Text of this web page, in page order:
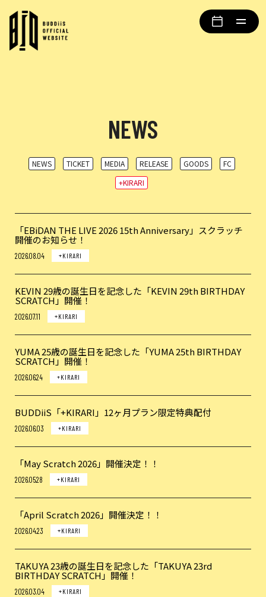
NEWS
NEWS TICKET MEDIA RELEASE GOODS
FC
+KIRARI
「EBiDAN THE LIVE 2026 15th Anniversary」スクラッチ
開催のお知らせ！
2026.08.04 +KIRARI
KEVIN 29歳の誕生日を記念した「KEVIN 29th BIRTHDAY
SCRATCH」開催！
2026.07.11 +KIRARI
YUMA 25歳の誕生日を記念した「YUMA 25th BIRTHDAY
SCRATCH」開催！
2026.06.24 +KIRARI
BUDDiiS「+KIRARI」12ヶ月プラン限定特典配付
2026.06.03 +KIRARI
「May Scratch 2026」開催決定！！
2026.05.28 +KIRARI
「April Scratch 2026」開催決定！！
2026.04.23 +KIRARI
TAKUYA 23歳の誕生日を記念した「TAKUYA 23rd
BIRTHDAY SCRATCH」開催！
2026.03.04 +KIRARI